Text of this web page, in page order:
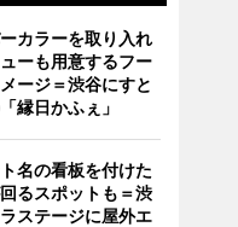
カラーを取り入れ
ーも用意するフー
ージ＝渋谷にすと
縁日かふぇ」
名の看板を付けた
るスポットも＝渋
ステージに屋外エ